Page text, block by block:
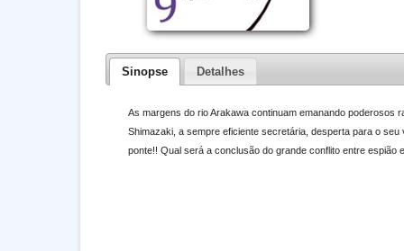
Sinopse Detalhes
As margens do rio Arakawa continuam emanando poderosos
Shimazaki, a sempre eficiente secretária, desperta para o
ponte!! Qual será a conclusão do grande conflito entre espião